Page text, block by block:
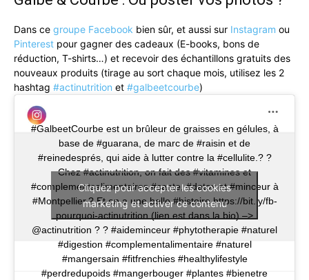
Dans ce groupe Facebook bien sûr, et aussi sur Instagram ou
Pinterest pour gagner des cadeaux (E-books, bons de
réduction, T-shirts…) et recevoir des échantillons gratuits des
nouveaux produits (tirage au sort chaque mois, utilisez les 2
hashtag #actinutrition et #galbeetcourbe)
#GalbeetCourbe est un brûleur de graisses en gélules, à
base de #guarana, de marc de #raisin et de
#reinedesprés, qui aide à lutter contre la #cellulite.? ?
Chez #actinutrition, on fait des #vitamines et
#complementsalimentaires #sante, #detox et #minceur à
#Montpellier.? Et on a une belle #histoire https://bit.ly/fb-
pourquoi-actinutrition (lien est dans la bio) –>
@actinutrition ? ? #aideminceur #phytotherapie #naturel
#digestion #complementalimentaire #naturel
#mangersain #fitfrenchies #healthylifestyle
#perdredupoids #mangerbouger #plantes #bienetre
Cliquez pour accepter les cookies
marketing et activer ce contenu